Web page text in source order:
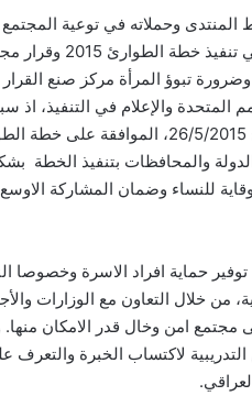
وحملاته في توعية المجتمع
وضرورة تبوؤ المرأة مركز صنع
المتحدة والإعلام في التنفيذ، اذ
بجلسته الاعتيادية الحادية والعشرين المنعقدة
وتوجيه مؤسسات الدولة والمحافظات بتنفيذ
للنساء وضمان المشاركة الاوسع
حماية افراد الاسرة وخصوصا
من خلال التعاون مع الوزارات
امن وخال قدر الامكان منها.
لاكتساب الخبرة والتعرف